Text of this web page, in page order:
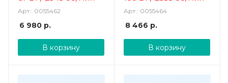
Арт.: 0055462
6 980 р.
В корзину
Арт.: 0055464
8 466 р.
В корзину